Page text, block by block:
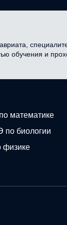
обучения и
математике
по биологии
физике